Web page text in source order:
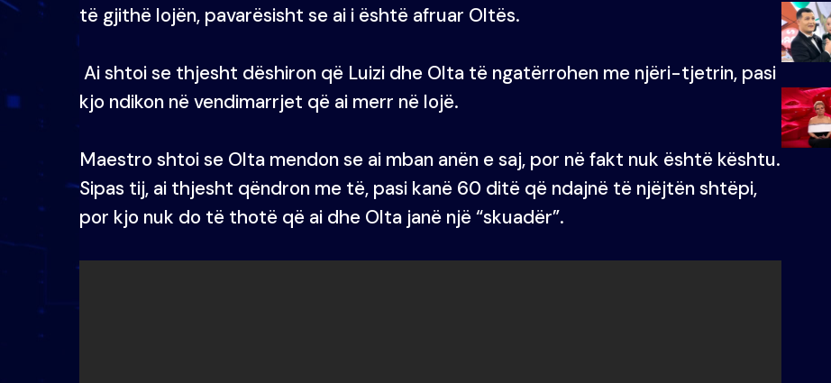
të gjithë lojën, pavarësisht se ai i është afruar Oltës.
Ai shtoi se thjesht dëshiron që Luizi dhe Olta të ngatërrohen me njëri-tjetrin, pasi
kjo ndikon në vendimarrjet që ai merr në lojë.
Maestro shtoi se Olta mendon se ai mban anën e saj, por në fakt nuk është kështu.
Sipas tij, ai thjesht qëndron me të, pasi kanë 60 ditë që ndajnë të njëjtën shtëpi,
por kjo nuk do të thotë që ai dhe Olta janë një “skuadër”.